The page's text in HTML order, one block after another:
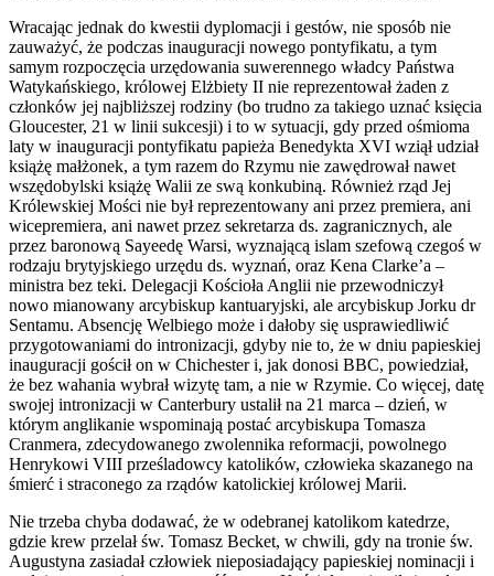
Wracając jednak do kwestii dyplomacji i gestów, nie sposób nie
zauważyć, że podczas inauguracji nowego pontyfikatu, a tym
samym rozpoczęcia urzędowania suwerennego władcy Państwa
Watykańskiego, królowej Elżbiety II nie reprezentował żaden z
członków jej najbliższej rodziny (bo trudno za takiego uznać księcia
Gloucester, 21 w linii sukcesji) i to w sytuacji, gdy przed ośmioma
laty w inauguracji pontyfikatu papieża Benedykta XVI wziął udział
książę małżonek, a tym razem do Rzymu nie zawędrował nawet
wszędobylski książę Walii ze swą konkubiną. Również rząd Jej
Królewskiej Mości nie był reprezentowany ani przez premiera, ani
wicepremiera, ani nawet przez sekretarza ds. zagranicznych, ale
przez baronową Sayeedę Warsi, wyznającą islam szefową czegoś w
rodzaju brytyjskiego urzędu ds. wyznań, oraz Kena Clarke’a –
ministra bez teki. Delegacji Kościoła Anglii nie przewodniczył
nowo mianowany arcybiskup kantuaryjski, ale arcybiskup Jorku dr
Sentamu. Absencję Welbiego może i dałoby się usprawiedliwić
przygotowaniami do intronizacji, gdyby nie to, że w dniu papieskiej
inauguracji gościł on w Chichester i, jak donosi BBC, powiedział,
że bez wahania wybrał wizytę tam, a nie w Rzymie. Co więcej, datę
swojej intronizacji w Canterbury ustalił na 21 marca – dzień, w
którym anglikanie wspominają postać arcybiskupa Tomasza
Cranmera, zdecydowanego zwolennika reformacji, powolnego
Henrykowi VIII prześladowcy katolików, człowieka skazanego na
śmierć i straconego za rządów katolickiej królowej Marii.
Nie trzeba chyba dodawać, że w odebranej katolikom katedrze,
gdzie krew przelał św. Tomasz Becket, w chwili, gdy na tronie św.
Augustyna zasiadał człowiek nieposiadający papieskiej nominacji i